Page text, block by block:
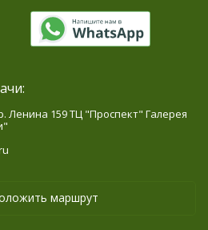
Ленина 159 ТЦ "Проспект" Галерея
маршрут